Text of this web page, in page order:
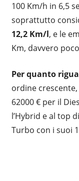
100 Km/h in 6,5
soprattutto
12,2 Km/l, e le
Km, davvero
Per quanto
ordine
62000 € per il
l’Hybrid e al top
Turbo con i suoi